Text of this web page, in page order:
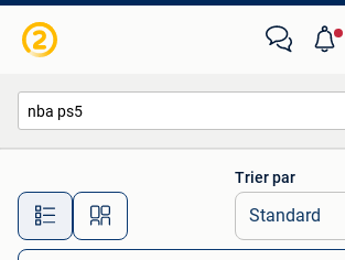
Toutes les distances…
Trier par